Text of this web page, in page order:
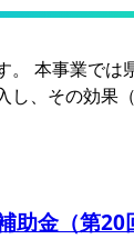
本事業で
、その効果
助金（第